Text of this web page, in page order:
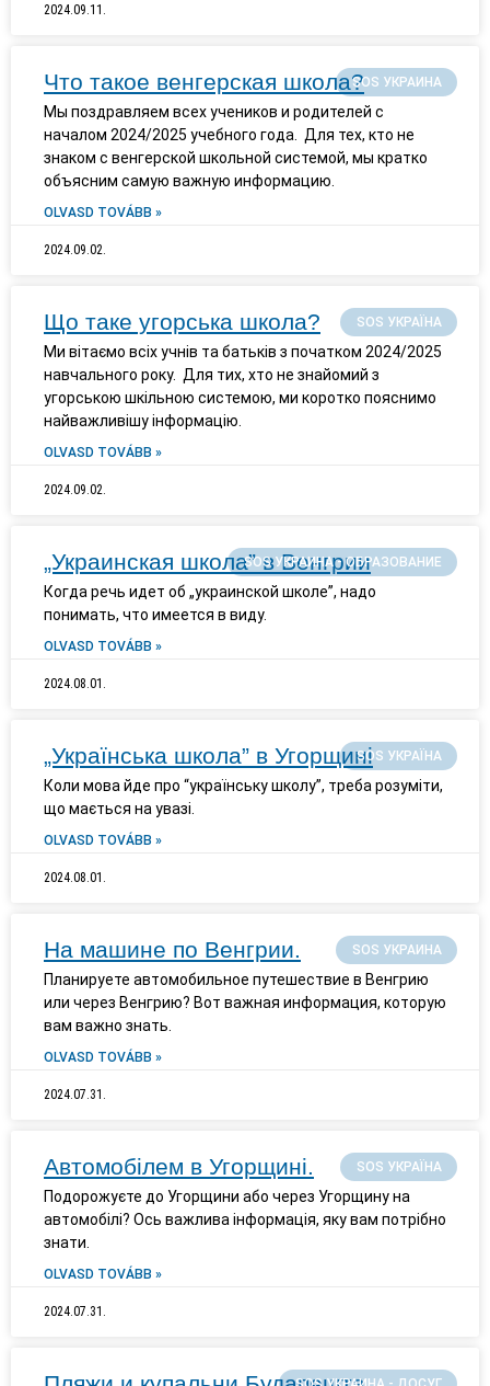
2024.09.11.
SOS УКРАИНА
Что такое венгерская школа?
Мы поздравляем всех учеников и родителей с
началом 2024/2025 учебного года. Для тех, кто не
знаком с венгерской школьной системой, мы кратко
объясним самую важную информацию.
OLVASD TOVÁBB »
2024.09.02.
SOS УКРАЇНА
Що таке угорська школа?
Ми вітаємо всіх учнів та батьків з початком 2024/2025
навчального року. Для тих, хто не знайомий з
угорською шкільною системою, ми коротко пояснимо
найважливішу інформацію.
OLVASD TOVÁBB »
2024.09.02.
SOS УКРАИНА - ОБРАЗОВАНИЕ
„Украинская школа” в Венгрии
Когда речь идет об „украинской школе”, надо
понимать, что имеется в виду.
OLVASD TOVÁBB »
2024.08.01.
SOS УКРАЇНА
„Українська школа” в Угорщині
Коли мова йде про “українську школу”, треба розуміти,
що мається на увазі.
OLVASD TOVÁBB »
2024.08.01.
SOS УКРАИНА
На машине по Венгрии.
Планируете автомобильное путешествие в Венгрию
или через Венгрию? Вот важная информация, которую
вам важно знать.
OLVASD TOVÁBB »
2024.07.31.
SOS УКРАЇНА
Автомобілем в Угорщині.
Подорожуєте до Угорщини або через Угорщину на
автомобілі? Ось важлива інформація, яку вам потрібно
знати.
OLVASD TOVÁBB »
2024.07.31.